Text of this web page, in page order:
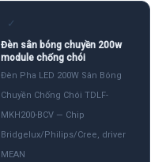
✓
Đèn sân bóng chuyền 200w
module chống chói
Đèn Pha LED 200W Sân Bóng
Chuyền Chống Chói TDLF-
MKH200-BCV — Chip
Bridgelux/Philips/Cree, driver
MEAN